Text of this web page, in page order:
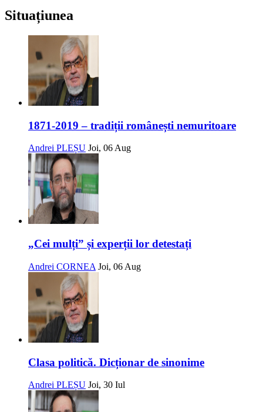
Situațiunea
1871-2019 – tradiții românești nemuritoare
Andrei PLEȘU Joi, 06 Aug
„Cei mulți” și experții lor detestați
Andrei CORNEA Joi, 06 Aug
Clasa politică. Dicționar de sinonime
Andrei PLEȘU Joi, 30 Iul